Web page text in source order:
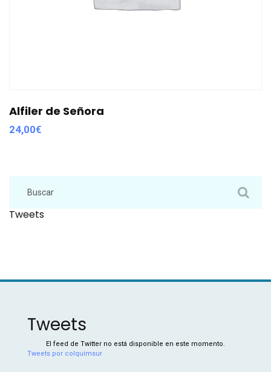
Alfiler de Señora
24,00€
Tweets
Tweets
El feed de Twitter no está disponible en este momento.
Tweets por colquimsur